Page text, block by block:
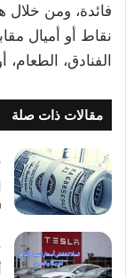
فائدة، ومن خلال
نقاط أو أميال
الفنادق، الطعام،
مقالات ذات صلة